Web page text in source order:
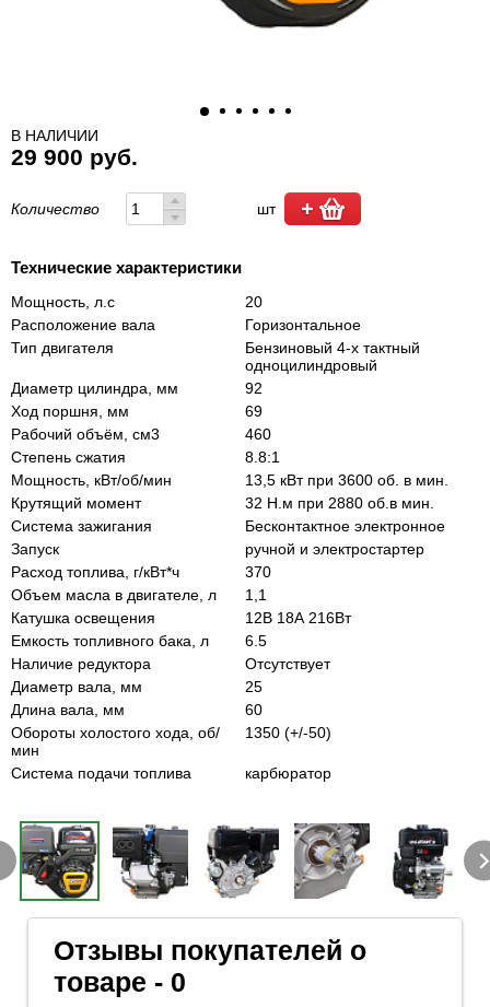
В НАЛИЧИИ
29 900 руб.
Количество шт
Технические характеристики
Мощность, л.с
20
Расположение вала
Горизонтальное
Тип двигателя
Бензиновый 4-х тактный
одноцилиндровый
Диаметр цилиндра, мм
92
Ход поршня, мм
69
Рабочий объём, см3
460
Степень сжатия
8.8:1
Мощность, кВт/об/мин
13,5 кВт при 3600 об. в мин.
Крутящий момент
32 Н.м при 2880 об.в мин.
Система зажигания
Бесконтактное электронное
Запуск
ручной и электростартер
Расход топлива, г/кВт*ч
370
Объем масла в двигателе, л
1,1
Катушка освещения
12В 18А 216Вт
Емкость топливного бака, л
6.5
Наличие редуктора
Отсутствует
Диаметр вала, мм
25
Длина вала, мм
60
Обороты холостого хода, об/
мин
1350 (+/-50)
Система подачи топлива карбюратор
Отзывы покупателей о
товаре - 0